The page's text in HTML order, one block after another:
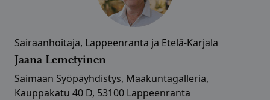
Sairaanhoitaja, Lappeenranta ja Etelä-Karjala
Jaana Lemetyinen
Saimaan Syöpäyhdistys, Maakuntagalleria,
Kauppakatu 40 D, 53100 Lappeenranta